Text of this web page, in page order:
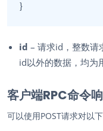
}
id – 请求id，整数请
id以外的数据，均为
客户端RPC命令
可以使用POST请求对以